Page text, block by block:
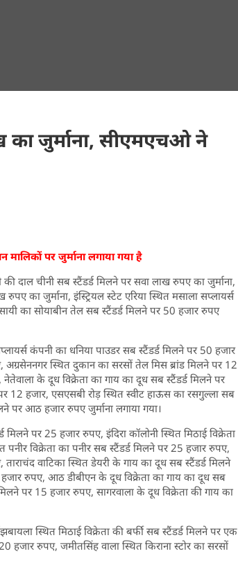
का जुर्माना, सीएमएचओ ने
मालिकों पर जुर्माना लगाया गया है
चीनी सब स्टैंडर्ड मिलने पर सवा लाख रुपए का जुर्माना,
का जुर्माना, इंस्ट्रियल स्टेट एरिया स्थित मसाला सप्लायर्स
का सोयाबीन तेल सब स्टैंडर्ड मिलने पर 50 हजार रुपए
कंपनी का धनिया पाउडर सब स्टैंडर्ड मिलने पर 50 हजार
अग्रसेननगर स्थित दुकान का सरसों तेल मिस ब्रांड मिलने पर 12
के दूध विक्रेता का गाय का दूध सब स्टैंडर्ड मिलने पर
12 हजार, एसएसबी रोड़ स्थित स्वीट हाऊस का रसगुल्ला सब
पर आठ हजार रुपए जुर्माना लगाया गया।
पर 25 हजार रुपए, इंदिरा कॉलोनी स्थित मिठाई विक्रेता
विक्रेता का पनीर सब स्टैंडर्ड मिलने पर 25 हजार रुपए,
वाटिका स्थित डेयरी के गाय का दूध सब स्टैंडर्ड मिलने
रुपए, आठ डीबीएन के दूध विक्रेता का गाय का दूध सब
पर 15 हजार रुपए, सागरवाला के दूध विक्रेता की गाय का
स्थित मिठाई विक्रेता की बर्फी सब स्टैंडर्ड मिलने पर एक
रुपए, जमीतसिंह वाला स्थित किराना स्टोर का सरसों